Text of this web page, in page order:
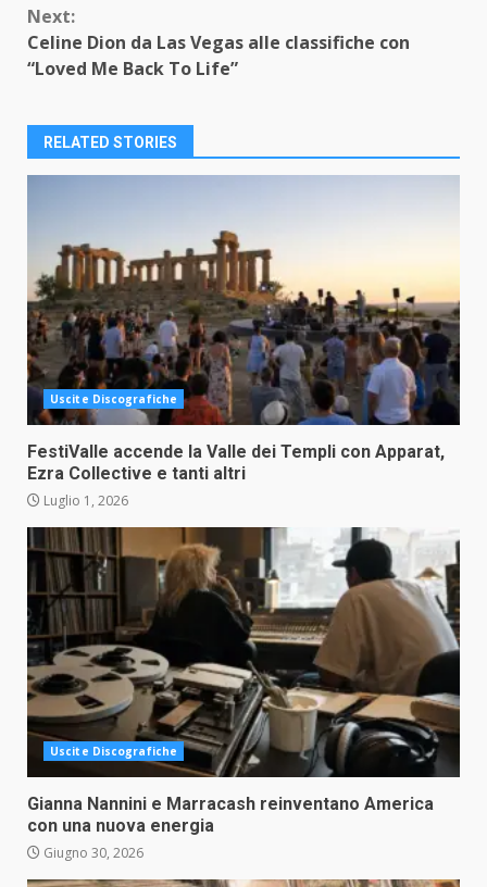
Next:
Celine Dion da Las Vegas alle classifiche con
“Loved Me Back To Life”
RELATED STORIES
Uscite Discografiche
FestiValle accende la Valle dei Templi con Apparat,
Ezra Collective e tanti altri
Luglio 1, 2026
Uscite Discografiche
Gianna Nannini e Marracash reinventano America
con una nuova energia
Giugno 30, 2026